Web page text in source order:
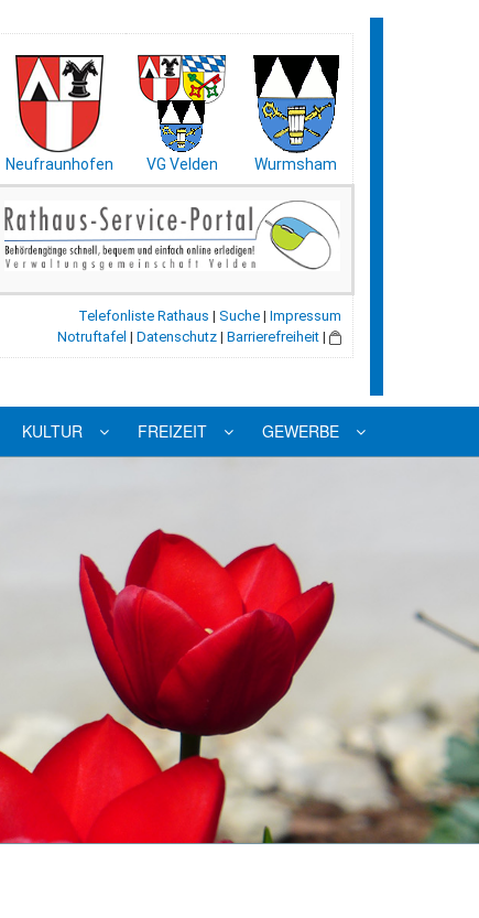
Neufraunhofen VG Velden Wurmsham
Telefonliste Rathaus |Suche |Impressum
Notruftafel |Datenschutz |Barrierefreiheit |
KULTUR FREIZEIT GEWERBE